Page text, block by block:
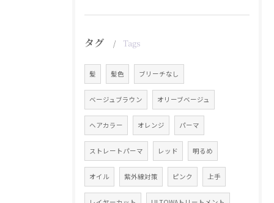
タグ Tags
髪 髪色 ブリーチなし
ベージュブラウン オリーブベージュ
ヘアカラー オレンジ パーマ
ストレートパーマ レッド 明るめ
オイル 紫外線対策 ピンク 上手